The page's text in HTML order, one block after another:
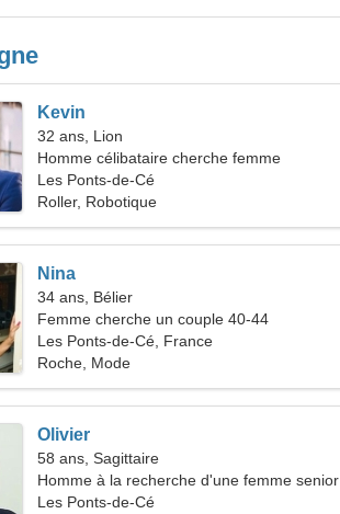
Kevin
32 ans, Lion
Homme célibataire cherche femme
Les Ponts-de-Cé
Roller, Robotique
Nina
34 ans, Bélier
Femme cherche un couple 40-44
Les Ponts-de-Cé, France
Roche, Mode
Olivier
58 ans, Sagittaire
Homme à la recherche d'une femme senior
Les Ponts-de-Cé